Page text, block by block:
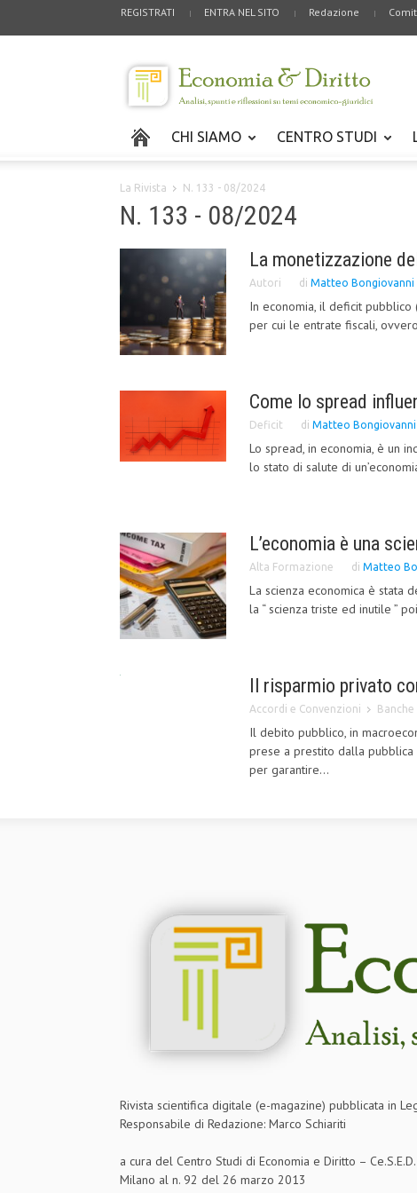
REGISTRATI ENTRA NEL SITO Redazione
CHI SIAMO CENTRO STUDI
La Rivista N. 133 - 08/2024
N. 133 - 08/2024
La monetizzazione
Autori di Matteo Bongiovanni
In economia, il deficit
per cui le entrate fiscali,
Come lo spread
Deficit di Matteo Bongiovanni
Lo spread, in economia, è un
lo stato di salute di
L’economia è una
Alta Formazione di Matteo
La scienza economica è stata
la “ scienza triste ed inutile ”
Il risparmio privato
Accordi e Convenzioni Banche
Il debito pubblico, in
prese a prestito dalla pubblica
per garantire...
Rivista scientifica digitale (e-magazine) pubblicata in
Responsabile di Redazione: Marco Schiariti
a cura del Centro Studi di Economia e Diritto –
Milano al n. 92 del 26 marzo 2013